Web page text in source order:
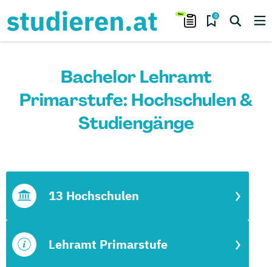
0
Bachelor Lehramt
Primarstufe: Hochschulen &
Studiengänge
Lehramt Primarstufe
13 Hochschulen